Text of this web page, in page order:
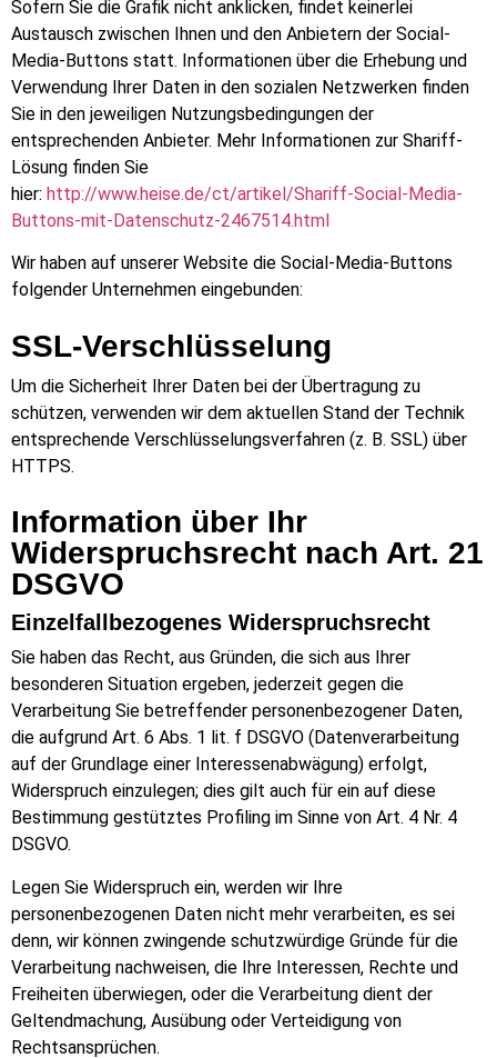
Sofern Sie die Grafik nicht anklicken, findet keinerlei
Austausch zwischen Ihnen und den Anbietern der Social-
Media-Buttons statt. Informationen über die Erhebung und
Verwendung Ihrer Daten in den sozialen Netzwerken finden
Sie in den jeweiligen Nutzungsbedingungen der
entsprechenden Anbieter. Mehr Informationen zur Shariff-
Lösung finden Sie
hier: http://www.heise.de/ct/artikel/Shariff-Social-Media-
Buttons-mit-Datenschutz-2467514.html
Wir haben auf unserer Website die Social-Media-Buttons
folgender Unternehmen eingebunden:
SSL-Verschlüsselung
Um die Sicherheit Ihrer Daten bei der Übertragung zu
schützen, verwenden wir dem aktuellen Stand der Technik
entsprechende Verschlüsselungsverfahren (z. B. SSL) über
HTTPS.
Information über Ihr
Widerspruchsrecht nach Art. 21
DSGVO
Einzelfallbezogenes Widerspruchsrecht
Sie haben das Recht, aus Gründen, die sich aus Ihrer
besonderen Situation ergeben, jederzeit gegen die
Verarbeitung Sie betreffender personenbezogener Daten,
die aufgrund Art. 6 Abs. 1 lit. f DSGVO (Datenverarbeitung
auf der Grundlage einer Interessenabwägung) erfolgt,
Widerspruch einzulegen; dies gilt auch für ein auf diese
Bestimmung gestütztes Profiling im Sinne von Art. 4 Nr. 4
DSGVO.
Legen Sie Widerspruch ein, werden wir Ihre
personenbezogenen Daten nicht mehr verarbeiten, es sei
denn, wir können zwingende schutzwürdige Gründe für die
Verarbeitung nachweisen, die Ihre Interessen, Rechte und
Freiheiten überwiegen, oder die Verarbeitung dient der
Geltendmachung, Ausübung oder Verteidigung von
Rechtsansprüchen.